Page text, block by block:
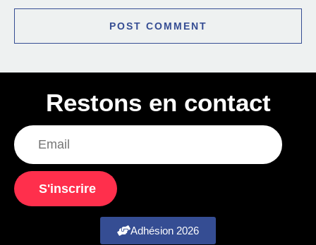
Restons en contact
S'inscrire
Adhésion 2026